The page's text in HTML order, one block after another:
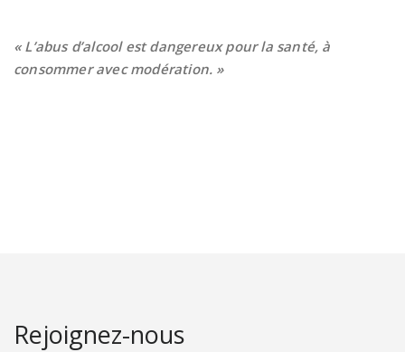
« L’abus d’alcool est dangereux pour la santé, à
consommer avec modération. »
Rejoignez-nous